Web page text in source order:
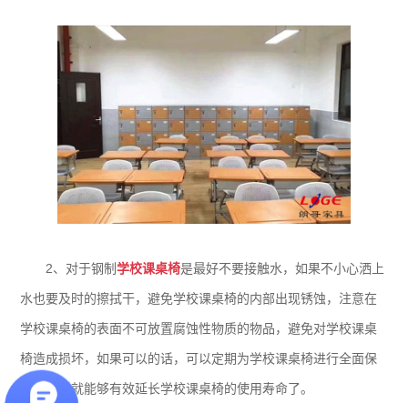
2、对于钢制学校课桌椅是最好不要接触水，如果不小心洒上
水也要及时的擦拭干，避免学校课桌椅的内部出现锈蚀，注意在
学校课桌椅的表面不可放置腐蚀性物质的物品，避免对学校课桌
椅造成损坏，如果可以的话，可以定期为学校课桌椅进行全面保
养，这样就能够有效延长学校课桌椅的使用寿命了。